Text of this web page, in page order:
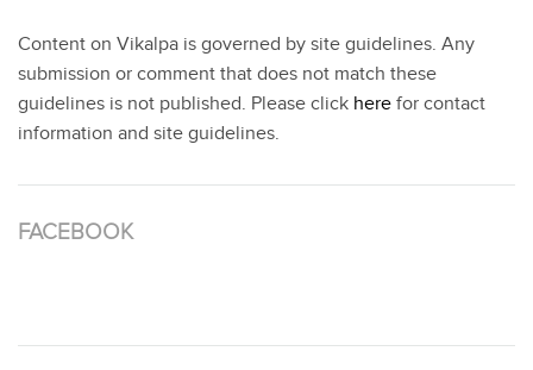
Content on Vikalpa is governed by site guidelines. Any
submission or comment that does not match these
guidelines is not published. Please click here for contact
information and site guidelines.
FACEBOOK